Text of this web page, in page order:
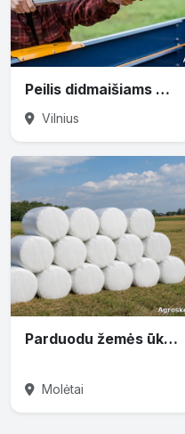
Peilis didmaišiams prapjauti
Vilnius
Parduodu žemės ūkio techniką
Molėtai